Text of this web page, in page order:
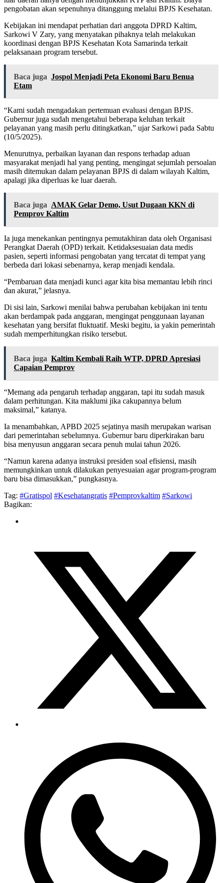
pengobatan akan sepenuhnya ditanggung melalui BPJS Kesehatan.
Kebijakan ini mendapat perhatian dari anggota DPRD Kaltim,
Sarkowi V Zary, yang menyatakan pihaknya telah melakukan
koordinasi dengan BPJS Kesehatan Kota Samarinda terkait
pelaksanaan program tersebut.
Baca juga Jospol Menjadi Peta Ekonomi Baru Benua
Etam
“Kami sudah mengadakan pertemuan evaluasi dengan BPJS.
Gubernur juga sudah mengetahui beberapa keluhan terkait
pelayanan yang masih perlu ditingkatkan,” ujar Sarkowi pada Sabtu
(10/5/2025).
Menurutnya, perbaikan layanan dan respons terhadap aduan
masyarakat menjadi hal yang penting, mengingat sejumlah persoalan
masih ditemukan dalam pelayanan BPJS di dalam wilayah Kaltim,
apalagi jika diperluas ke luar daerah.
Baca juga AMAK Gelar Demo, Usut Dugaan KKN di
Pemprov Kaltim
Ia juga menekankan pentingnya pemutakhiran data oleh Organisasi
Perangkat Daerah (OPD) terkait. Ketidaksesuaian data medis
pasien, seperti informasi pengobatan yang tercatat di tempat yang
berbeda dari lokasi sebenarnya, kerap menjadi kendala.
“Pembaruan data menjadi kunci agar kita bisa memantau lebih rinci
dan akurat,” jelasnya.
Di sisi lain, Sarkowi menilai bahwa perubahan kebijakan ini tentu
akan berdampak pada anggaran, mengingat penggunaan layanan
kesehatan yang bersifat fluktuatif. Meski begitu, ia yakin pemerintah
sudah memperhitungkan risiko tersebut.
Baca juga Kaltim Kembali Raih WTP, DPRD Apresiasi
Capaian Pemprov
“Memang ada pengaruh terhadap anggaran, tapi itu sudah masuk
dalam perhitungan. Kita maklumi jika cakupannya belum
maksimal,” katanya.
Ia menambahkan, APBD 2025 sejatinya masih merupakan warisan
dari pemerintahan sebelumnya. Gubernur baru diperkirakan baru
bisa menyusun anggaran secara penuh mulai tahun 2026.
“Namun karena adanya instruksi presiden soal efisiensi, masih
memungkinkan untuk dilakukan penyesuaian agar program-program
baru bisa dimasukkan,” pungkasnya.
Tag: #Gratispol #Kesehatangratis #Pemprovkaltim #Sarkowi
Bagikan: